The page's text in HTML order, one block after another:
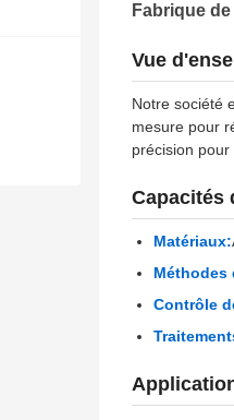
Fabrique
Vue
Notre société
mesure pour
précision
Capacités
Matériaux:
Méthodes
Contrôle